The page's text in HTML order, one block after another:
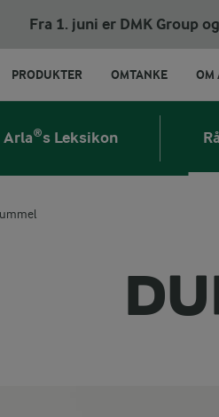
Fra 1. juni er DMK Group
PRODUKTER OMTANKE OM
Arla®s Leksikon